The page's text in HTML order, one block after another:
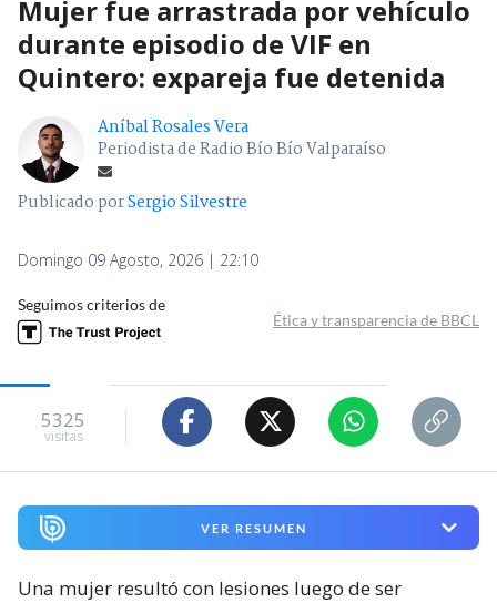
Mujer fue arrastrada por vehículo
durante episodio de VIF en
Quintero: expareja fue detenida
Aníbal Rosales Vera
Periodista de Radio Bío Bío Valparaíso
Publicado porSergio Silvestre
Domingo 09 Agosto, 2026 | 22:10
Seguimos criterios de
Ética y transparencia de BBCL
5325
visitas
VER RESUMEN
Una mujer resultó con lesiones luego de ser